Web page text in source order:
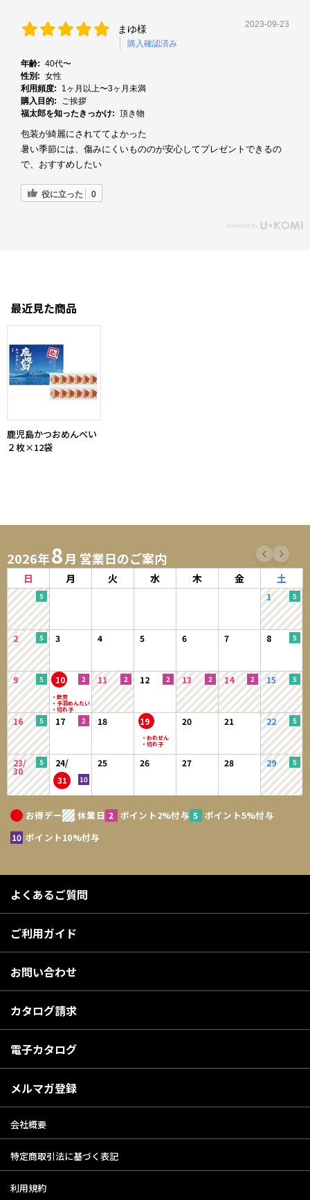
まゆ様
購入確認済み
2023-09-23
年齢: 40代〜
性別: 女性
利用頻度:
1ヶ月以上〜3ヶ月未満
購入目的:
ご挨拶
福太郎を知ったきっかけ: 頂き物
包装が綺麗にされててよかった
暑い季節には、傷みにくいもののが安心してプレゼントできるの
で、おすすめしたい
役に立った 0
最近見た商品
鹿児島かつおめんべい
２枚×12袋
2026年8月 営業日のご案内
日 月 火 水 木 金 土
1
2 3 4 5 6 7 8
9 10 11 12 13 14 15
16 17 18 19 20 21 22
23/
30
24/
31
25 26 27 28 29
お得デー 休業日 ポイント2%付与
ポイント5%付与
ポイント10%付与
よくあるご質問
ご利用ガイド
お問い合わせ
カタログ請求
電子カタログ
メルマガ登録
会社概要
特定商取引法に基づく表記
利用規約